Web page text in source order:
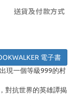
送貨及付款方式
電子書
現一個等級999的村
對抗世界的英雄譚揭